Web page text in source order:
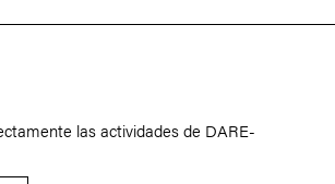
las actividades de DARE-